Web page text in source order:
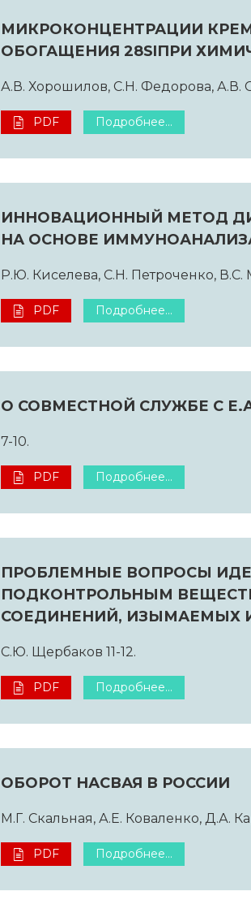
МИКРОКОНЦЕНТРАЦИИ
ОБОГАЩЕНИЯ 28SIПРИ
А.В. Хорошилов, С.Н. Федорова, А.В.
PDF Подробнее...
ИННОВАЦИОННЫЙ МЕТОД
НА ОСНОВЕ
Р.Ю. Киселева, С.Н. Петроченко, В.С.
PDF Подробнее...
О СОВМЕСТНОЙ СЛУЖБЕ С
7-10.
PDF Подробнее...
ПРОБЛЕМНЫЕ ВОПРОСЫ
ПОДКОНТРОЛЬНЫМ
СОЕДИНЕНИЙ, ИЗЫМАЕМЫХ
С.Ю. Щербаков 11-12.
PDF Подробнее...
ОБОРОТ НАСВАЯ В РОССИИ
М.Г. Скальная, А.Е. Коваленко, Д.А.
PDF Подробнее...